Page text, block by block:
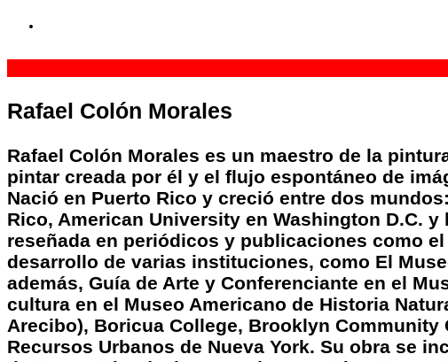
Rafael Colón Morales
Rafael Colón Morales es un maestro de la
pintar creada por él y el flujo espontáneo de
Nació en Puerto Rico y creció entre dos
Rico, American University en Washington D.C.
reseñada en periódicos y publicaciones como
desarrollo de varias instituciones, como El
además, Guía de Arte y Conferenciante en el
cultura en el Museo Americano de Historia
Arecibo), Boricua College, Brooklyn
Recursos Urbanos de Nueva York. Su obra se